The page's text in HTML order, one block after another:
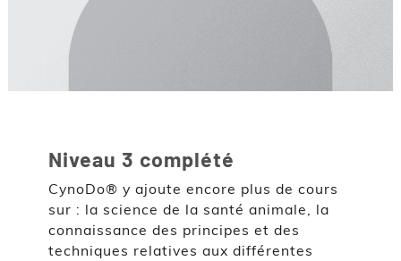
Niveau 3 complété
CynoDo® y ajoute encore plus de cours
sur : la science de la santé animale, la
connaissance des principes et des
techniques relatives aux différentes